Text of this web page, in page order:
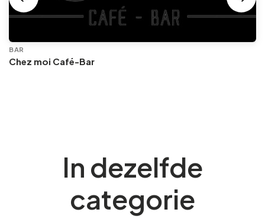
BAR
Chez moi Café-Bar
In dezelfde
categorie